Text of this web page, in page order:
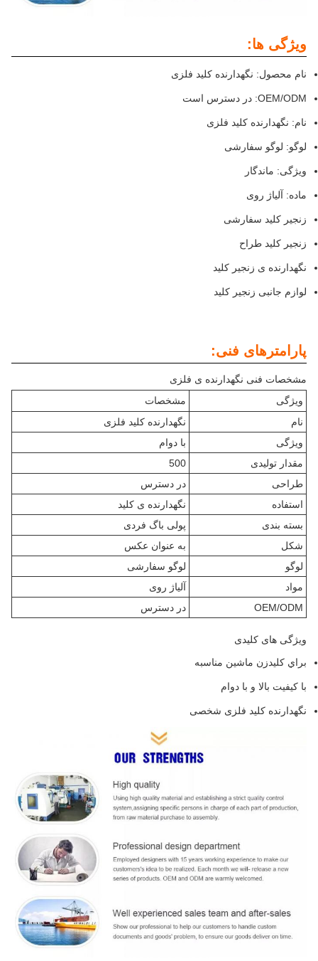
ویژگی ها:
نام محصول: نگهدارنده کلید فلزی
OEM/ODM: در دسترس است
نام: نگهدارنده کلید فلزی
لوگو: لوگو سفارشی
ویژگی: ماندگار
ماده: آلیاژ روی
زنجیر کلید سفارشی
زنجیر کلید طراح
نگهدارنده ی زنجیر کلید
لوازم جانبی زنجیر کلید
پارامترهای فنی:
مشخصات فنی نگهدارنده ی فلزی
ویژگی
مشخصات
نام
نگهدارنده کلید فلزی
ویژگی
با دوام
مقدار تولیدی
500
طراحی
در دسترس
استفاده
نگهدارنده ی کلید
بسته بندی
پولی باگ فردی
شکل
به عنوان عکس
لوگو
لوگو سفارشی
مواد
آلیاژ روی
OEM/ODM
در دسترس
ویژگی های کلیدی
براي کليدزن ماشين مناسبه
با کیفیت بالا و با دوام
نگهدارنده کلید فلزی شخصی